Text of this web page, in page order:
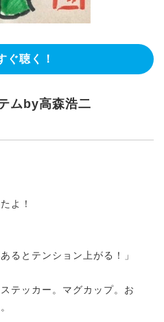
ぐ聴く！
ムby高森浩二
よ！
るとテンション上がる！」
テッカー。マグカップ。お